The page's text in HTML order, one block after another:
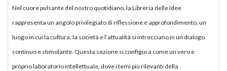
Nel cuore pulsante del nostro quotidiano, la Libreria delle Idee
rappresenta un angolo privilegiato di riflessione e approfondimento, un
luogo in cui la cultura, la società e l’attualità si intrecciano in un dialogo
continuo e stimolante. Questa sezione si configura come un vero e
proprio laboratorio intellettuale, dove i temi più rilevanti della